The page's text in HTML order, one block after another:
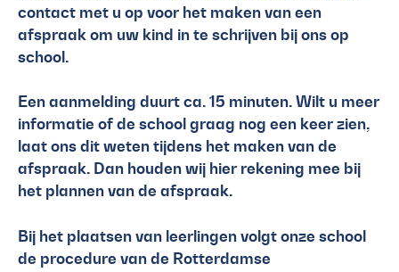
contact met u op voor het maken van een
afspraak om uw kind in te schrijven bij ons op
school.
Een aanmelding duurt ca. 15 minuten. Wilt u meer
informatie of de school graag nog een keer zien,
laat ons dit weten tijdens het maken van de
afspraak. Dan houden wij hier rekening mee bij
het plannen van de afspraak.
Bij het plaatsen van leerlingen volgt onze school
de procedure van de Rotterdamse